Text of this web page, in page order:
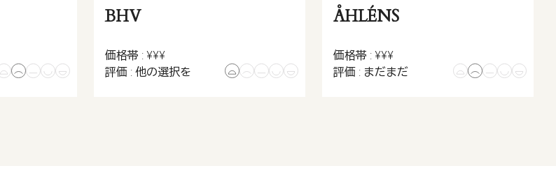
BHV
価格帯 : ¥¥¥
評価 : 他の選択を
ÅHLÉNS
価格帯 : ¥¥¥
評価 : まだまだ